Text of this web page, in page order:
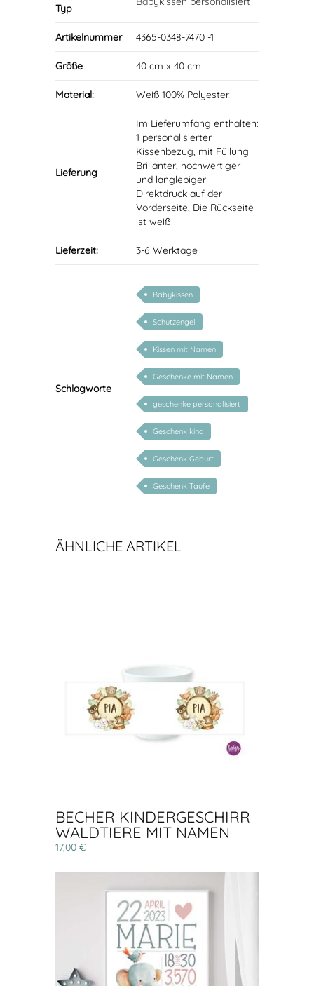
Typ
Artikelnummer 4365-0348-7470 -1
Größe 40 cm x 40 cm
Material: Weiß 100% Polyester
Lieferung
Im Lieferumfang enthalten:
1 personalisierter
Kissenbezug, mit Füllung
Brillanter, hochwertiger
und langlebiger
Direktdruck auf der
Vorderseite, Die Rückseite
ist weiß
Lieferzeit: 3-6 Werktage
Schlagworte
Babykissen
Schutzengel
Kissen mit Namen
Geschenke mit Namen
geschenke personalisiert
kinder
Geschenk kind
Geschenk Geburt
Geschenk Taufe
ÄHNLICHE ARTIKEL
BECHER KINDERGESCHIRR
WALDTIERE MIT NAMEN
17,00 €